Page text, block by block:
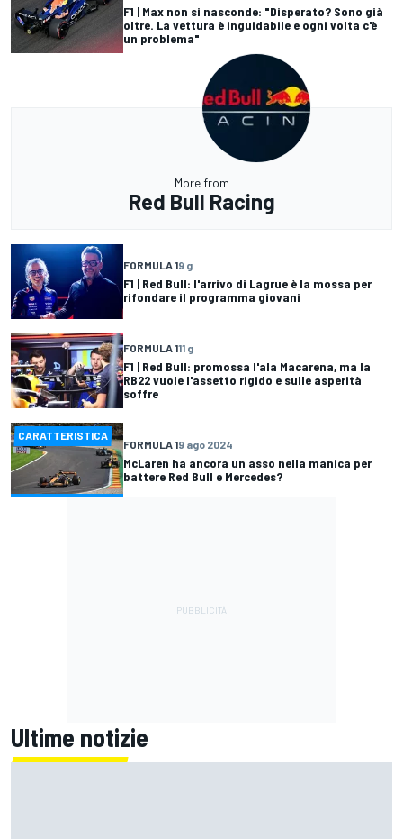
F1 | Max non si nasconde: "Disperato? Sono già
oltre. La vettura è inguidabile e ogni volta c'è
un problema"
More from
Red Bull Racing
FORMULA 19 g
F1 | Red Bull: l'arrivo di Lagrue è la mossa per
rifondare il programma giovani
FORMULA 111 g
F1 | Red Bull: promossa l'ala Macarena, ma la
RB22 vuole l'assetto rigido e sulle asperità
soffre
CARATTERISTICA
FORMULA 19 ago 2024
McLaren ha ancora un asso nella manica per
battere Red Bull e Mercedes?
Ultime notizie